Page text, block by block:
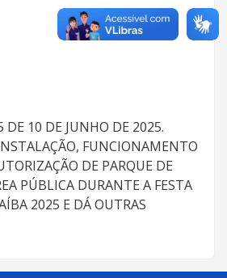
DE 10 DE JUNHO DE 2025.
FUNCIONAMENTO
DE PARQUE DE
PÚBLICA DURANTE A FESTA
2025 E DÁ OUTRAS